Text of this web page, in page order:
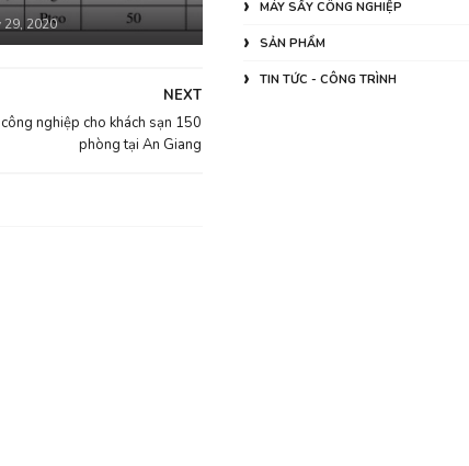
29, 2020
NEXT
nghiệp cho khách sạn 150
phòng tại An Giang
MÁY SẤY CÔNG NGHIỆP
SẢN PHẨM
TIN TỨC - CÔNG TRÌNH